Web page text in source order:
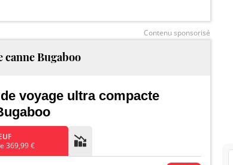
Contenu sponsorisé
canne Bugaboo
voyage ultra compacte
369,99 €